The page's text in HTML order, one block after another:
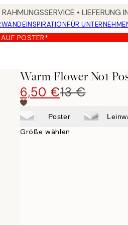
• LIEFERUNG
INSPIRATIONFÜR
POSTER*
Warm Flower No1
6,50 €13 €
Poster
Größe wählen